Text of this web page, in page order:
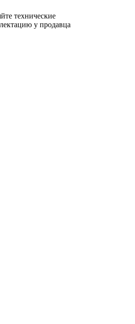
технические
у продавца